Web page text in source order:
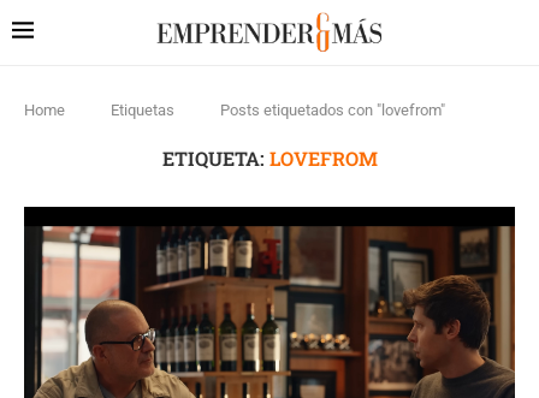
Home Etiquetas Posts etiquetados con "lovefrom"
ETIQUETA: LOVEFROM